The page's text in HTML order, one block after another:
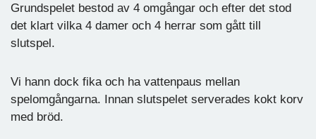
Grundspelet bestod av 4 omgångar och efter det stod
det klart vilka 4 damer och 4 herrar som gått till
slutspel.
Vi hann dock fika och ha vattenpaus mellan
spelomgångarna. Innan slutspelet serverades kokt korv
med bröd.